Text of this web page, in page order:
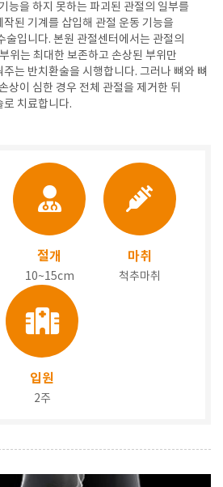
능을 하지 못하는 파괴된 관절의 일부를
된 기계를 삽입해 관절 운동 기능을
술입니다. 본원 관절센터에서는 관절의
위는 최대한 보존하고 손상된 부위만
는 반치환술을 시행합니다. 그러나 뼈와 뼈
상이 심한 경우 전체 관절을 제거한 뒤
치료합니다.
절개
10~15cm
마취
척추마취
입원
2주